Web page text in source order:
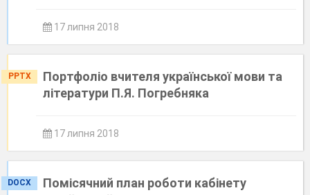
17 липня 2018
PPTX
Портфоліо вчителя української мови та
літератури П.Я. Погребняка
17 липня 2018
DOCX
Помісячний план роботи кабінету